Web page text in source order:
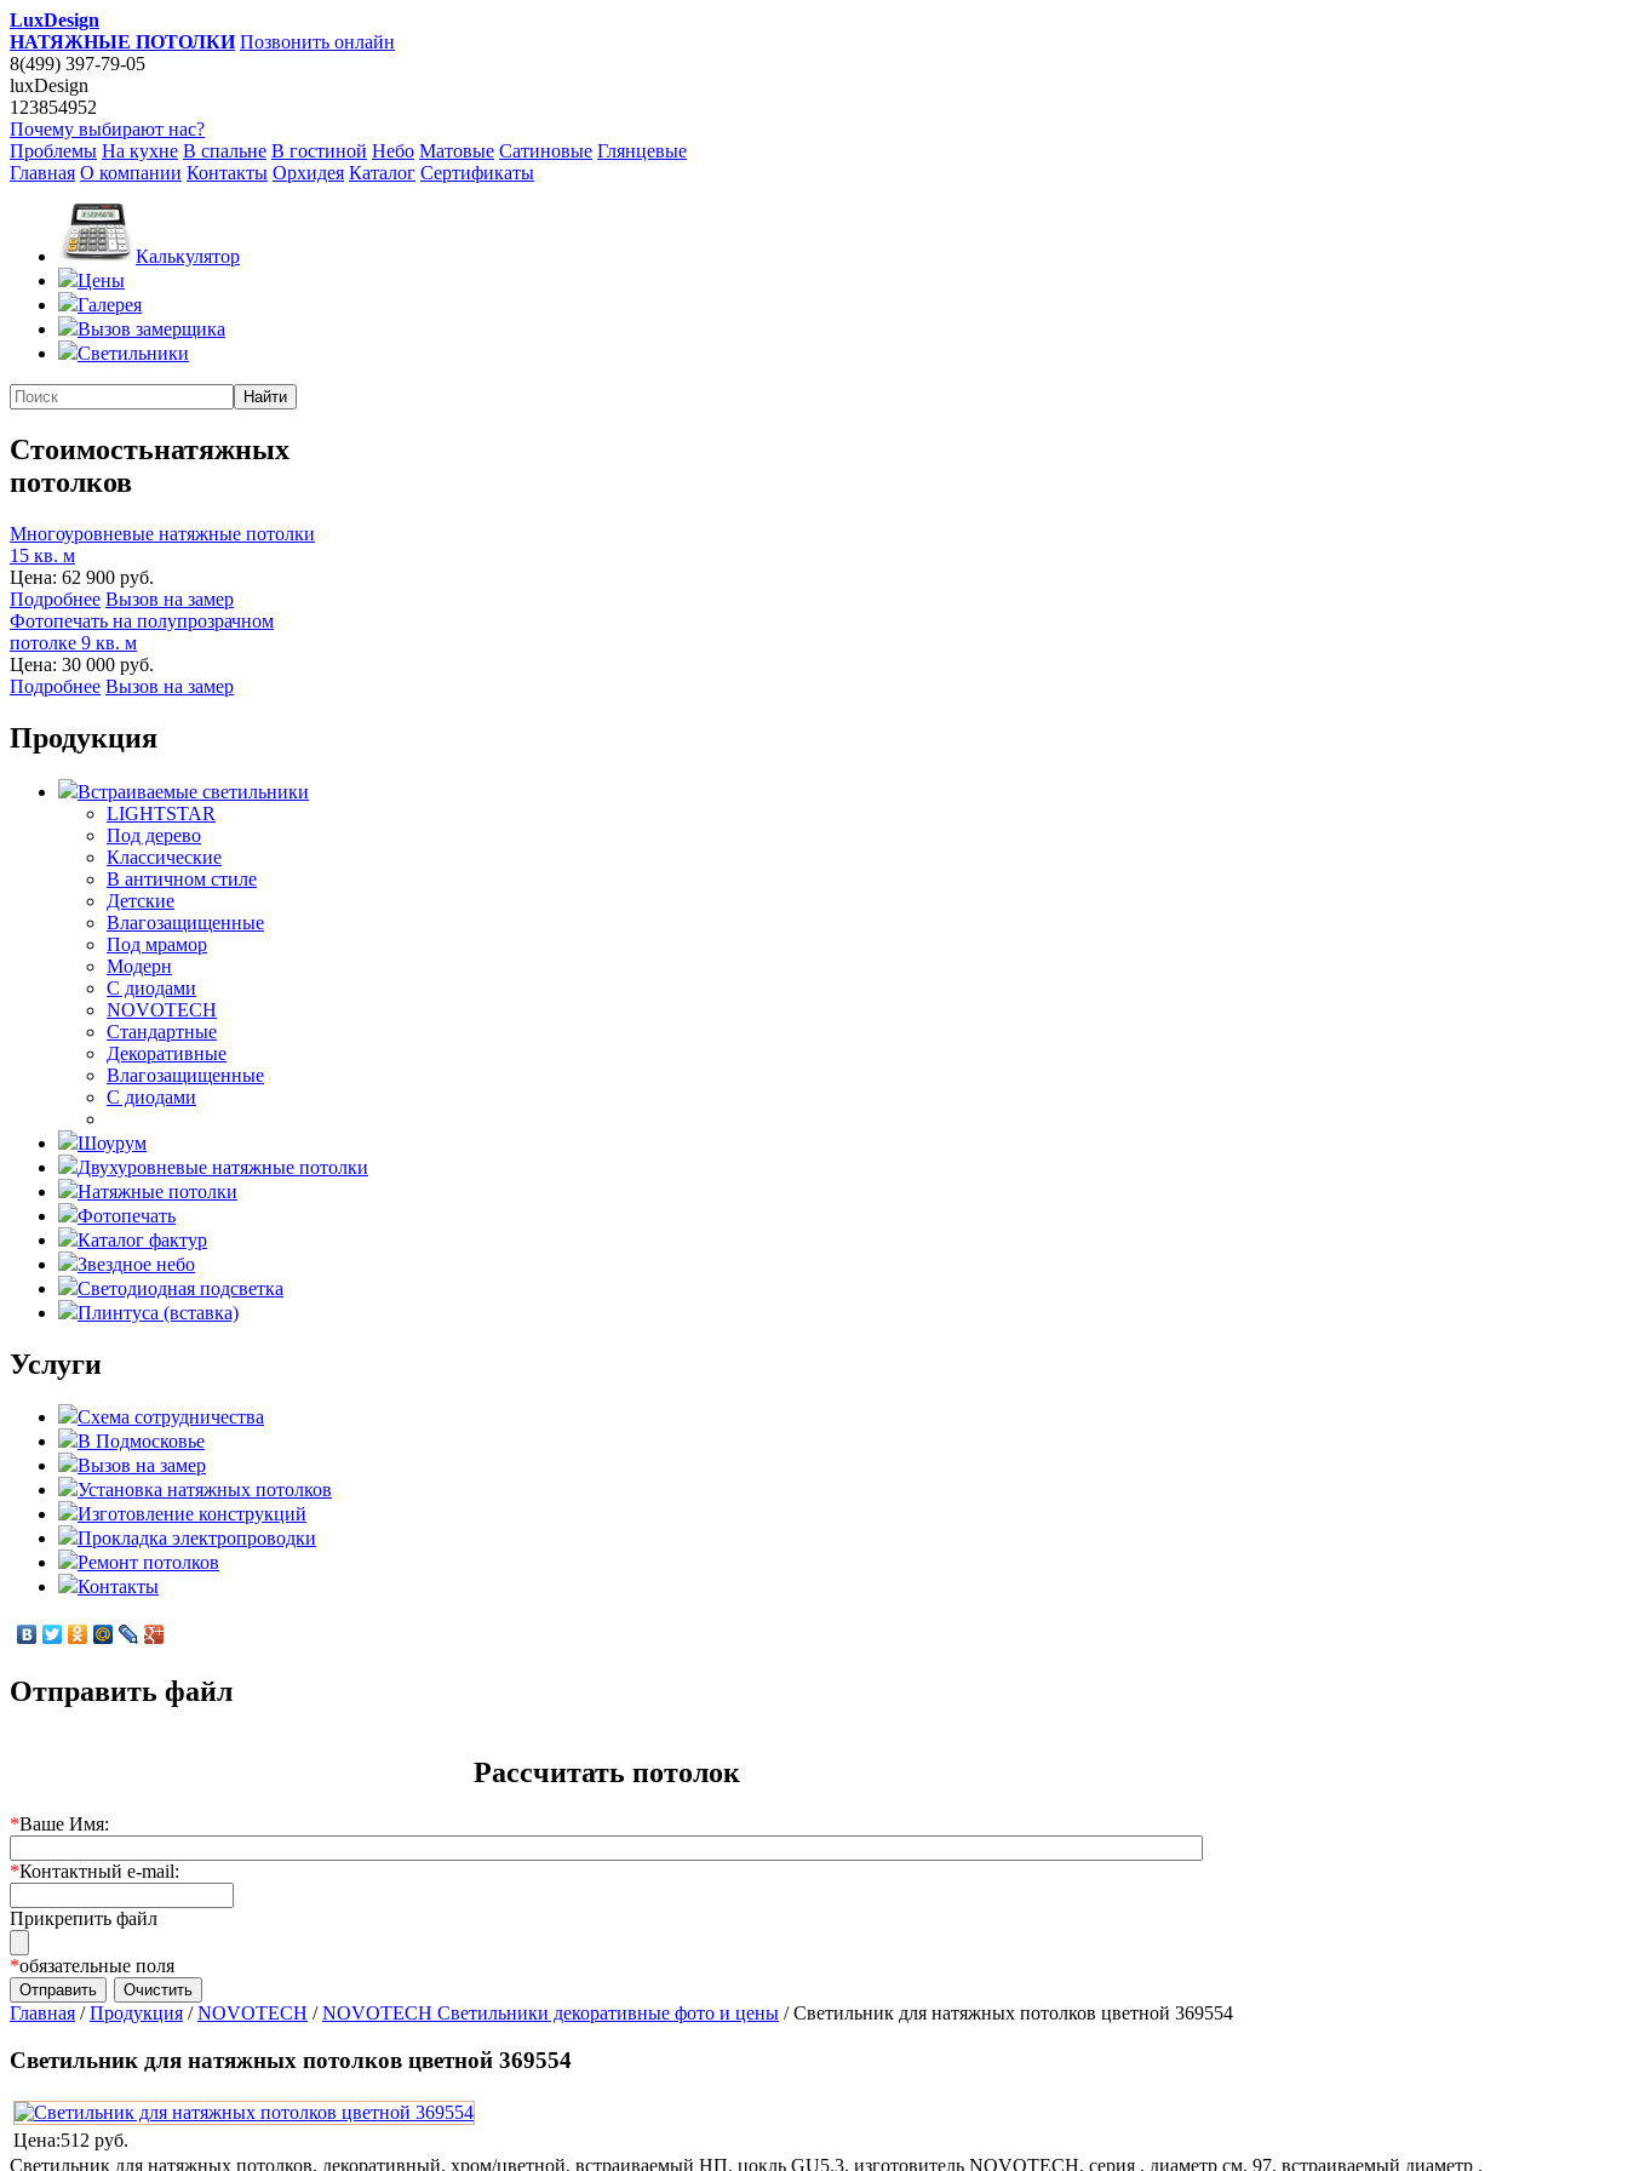
LuxDesign
НАТЯЖНЫЕ ПОТОЛКИ Позвонить онлайн
8(499) 397-79-05
luxDesign
123854952
Почему выбирают нас?
Проблемы На кухне В спальне В гостиной Небо Матовые Сатиновые Глянцевые
Главная О компании Контакты Орхидея Каталог Сертификаты
Калькулятор
Цены
Галерея
Вызов замерщика
Светильники
Стоимостьнатяжных
потолков
Многоуровневые натяжные потолки
15 кв. м
Цена: 62 900 руб.
Подробнее Вызов на замер
Фотопечать на полупрозрачном
потолке 9 кв. м
Цена: 30 000 руб.
Подробнее Вызов на замер
Продукция
Встраиваемые светильники
LIGHTSTAR
Под дерево
Классические
В античном стиле
Детские
Влагозащищенные
Под мрамор
Модерн
С диодами
NOVOTECH
Стандартные
Декоративные
Влагозащищенные
С диодами
Шоурум
Двухуровневые натяжные потолки
Натяжные потолки
Фотопечать
Каталог фактур
Звездное небо
Светодиодная подсветка
Плинтуса (вставка)
Услуги
Схема сотрудничества
В Подмосковье
Вызов на замер
Установка натяжных потолков
Изготовление конструкций
Прокладка электропроводки
Ремонт потолков
Контакты
Отправить файл
Рассчитать потолок
*Ваше Имя:
*Контактный e-mail:
Прикрепить файл
*обязательные поля
Главная /Продукция /NOVOTECH /NOVOTECH Светильники декоративные фото и цены /Светильник для натяжных потолков цветной 369554
Светильник для натяжных потолков цветной 369554
Цена:512 руб.
Светильник для натяжных потолков, декоративный, хром/цветной, встраиваемый НП, цокль GU5.3, изготовитель NOVOTECH, серия , диаметр см. 97, встраиваемый диаметр .